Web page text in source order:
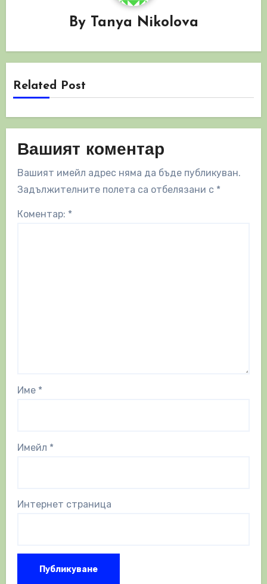
By Tanya Nikolova
Related Post
Вашият коментар
Вашият имейл адрес няма да бъде публикуван.
Задължителните полета са отбелязани с *
Коментар: *
Име *
Имейл *
Интернет страница